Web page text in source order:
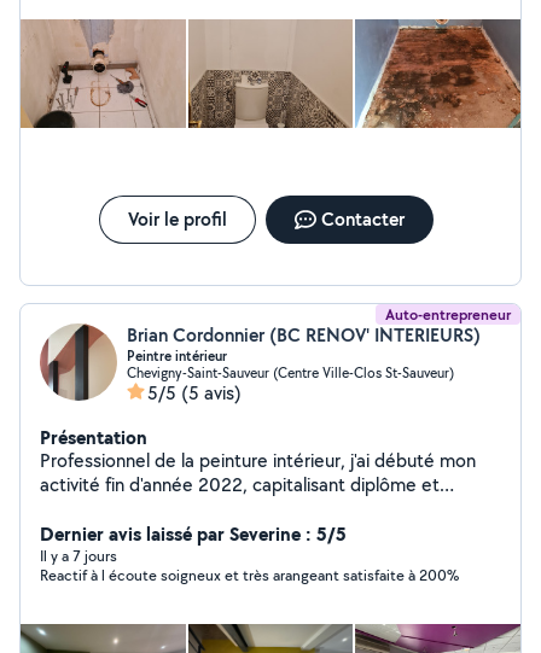
Voir le profil Contacter
Auto-entrepreneur
Brian Cordonnier (BC RENOV' INTERIEURS)
Peintre intérieur
Chevigny-Saint-Sauveur (Centre Ville-Clos St-Sauveur)
5/5 (5 avis)
Présentation
Professionnel de la peinture intérieur, j'ai débuté mon
activité fin d'année 2022, capitalisant diplôme et
Mon engagement envers la qualité se traduit par une
écoute attentive des besoins de mes clients. En tant
que peintre méticuleux, je m'efforce d'apporter une
satisfaction et confiance à mes clients.
Dernier avis laissé par Severine : 5/5
Il y a 7 jours
Reactif à l écoute soigneux et très arangeant satisfaite à 200%